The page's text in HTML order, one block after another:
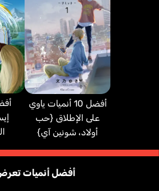
أفضل 10 أنميات ياوي
على الإطلاق {حب
أولاد، شونين آي}
أفضل أنميات